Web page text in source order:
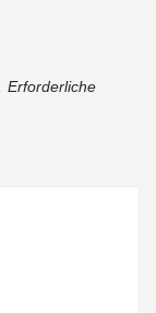
Erforderliche